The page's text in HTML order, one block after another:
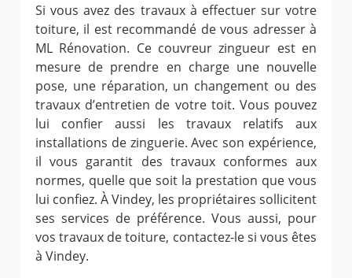
Si vous avez des travaux à effectuer sur votre
toiture, il est recommandé de vous adresser à
ML Rénovation. Ce couvreur zingueur est en
mesure de prendre en charge une nouvelle
pose, une réparation, un changement ou des
travaux d’entretien de votre toit. Vous pouvez
lui confier aussi les travaux relatifs aux
installations de zinguerie. Avec son expérience,
il vous garantit des travaux conformes aux
normes, quelle que soit la prestation que vous
lui confiez. À Vindey, les propriétaires sollicitent
ses services de préférence. Vous aussi, pour
vos travaux de toiture, contactez-le si vous êtes
à Vindey.